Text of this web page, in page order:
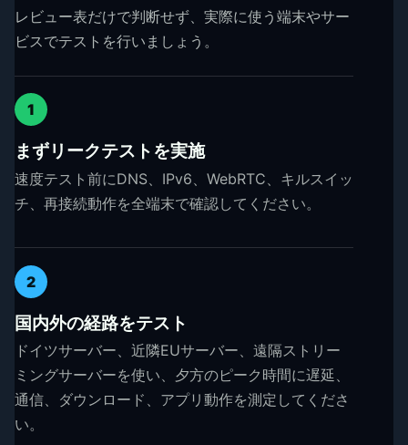
レビュー表だけで判断せず、実際に使う端末やサー
ビスでテストを行いましょう。
1
まずリークテストを実施
速度テスト前にDNS、IPv6、WebRTC、キルスイッ
チ、再接続動作を全端末で確認してください。
2
国内外の経路をテスト
ドイツサーバー、近隣EUサーバー、遠隔ストリー
ミングサーバーを使い、夕方のピーク時間に遅延、
通信、ダウンロード、アプリ動作を測定してくださ
い。